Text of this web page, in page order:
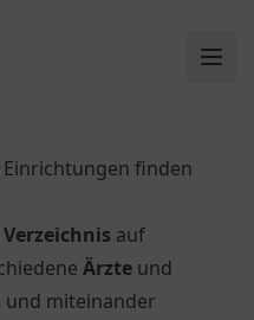
finden
Verzeichnis auf
Ärzte und
und miteinander